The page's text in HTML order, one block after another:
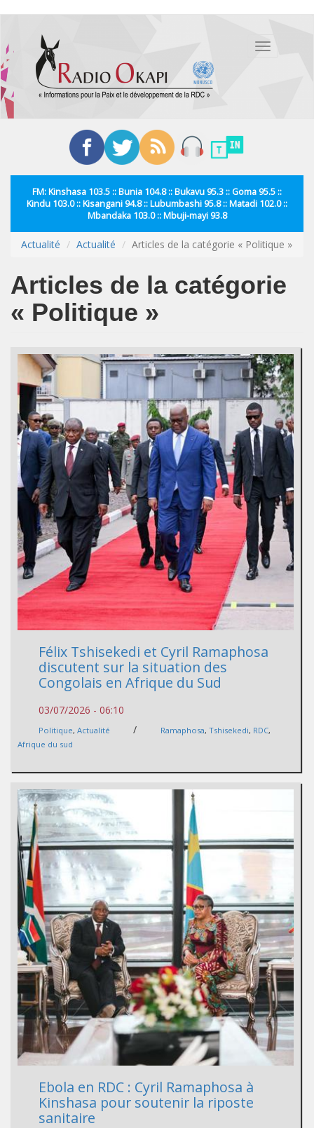
contenu
principal
Toggle
FM: Kinshasa 103.5 :: Bunia 104.8 :: Bukavu 95.3 :: Goma 95.5 ::
Kindu 103.0 :: Kisangani 94.8 :: Lubumbashi 95.8 :: Matadi 102.0 ::
Mbandaka 103.0 :: Mbuji-mayi 93.8
Actualité Actualité Articles de la catégorie « Politique »
Articles de la catégorie
« Politique »
Félix Tshisekedi et Cyril Ramaphosa
discutent sur la situation des
Congolais en Afrique du Sud
03/07/2026 - 06:10
Politique, Actualité / Ramaphosa, Tshisekedi, RDC,
Afrique du sud
Ebola en RDC : Cyril Ramaphosa à
Kinshasa pour soutenir la riposte
sanitaire